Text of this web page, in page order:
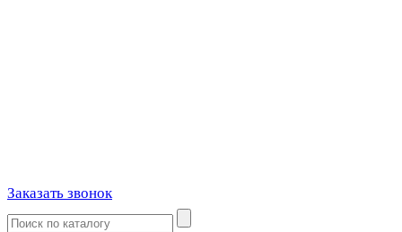
Заказать звонок
Полипропиленовые трубы и фитинги